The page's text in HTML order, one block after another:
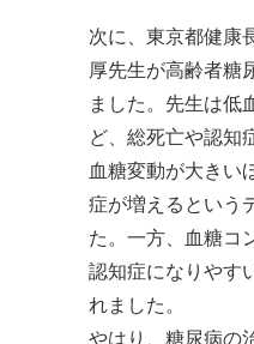
次に、東京都健康
厚先生が高齢者糖
ました。先生は低
ど、総死亡や認知
血糖変動が大きい
症が増えるという
た。一方、血糖コ
認知症になりやす
れました。
やはり、糖尿病の